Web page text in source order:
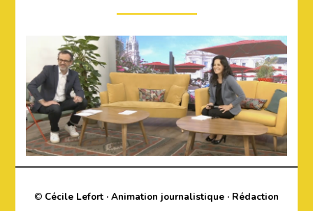
© Cécile Lefort · Animation journalistique · Rédaction